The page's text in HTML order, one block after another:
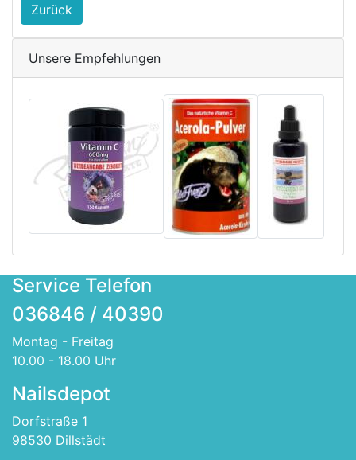
Zurück
Unsere Empfehlungen
Service Telefon
036846 / 40390
Montag - Freitag
10.00 - 18.00 Uhr
Nailsdepot
Dorfstraße 1
98530 Dillstädt